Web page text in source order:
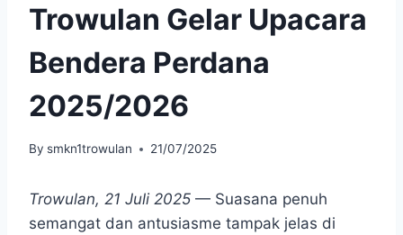
Trowulan Gelar Upacara
Bendera Perdana
2025/2026
By smkn1trowulan 21/07/2025
Trowulan, 21 Juli 2025 — Suasana penuh
semangat dan antusiasme tampak jelas di